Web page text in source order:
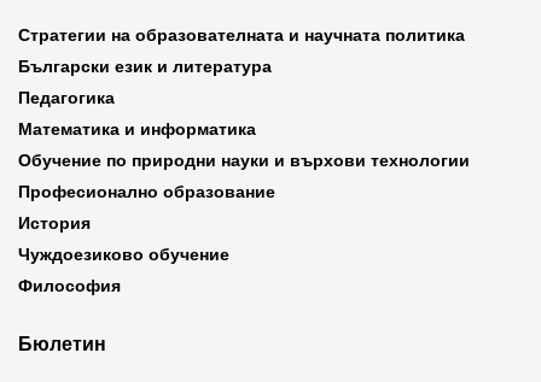
Стратегии на образователната и научната политика
Български език и литература
Педагогика
Математика и информатика
Обучение по природни науки и върхови технологии
Професионално образование
История
Чуждоезиково обучение
Философия
Бюлетин